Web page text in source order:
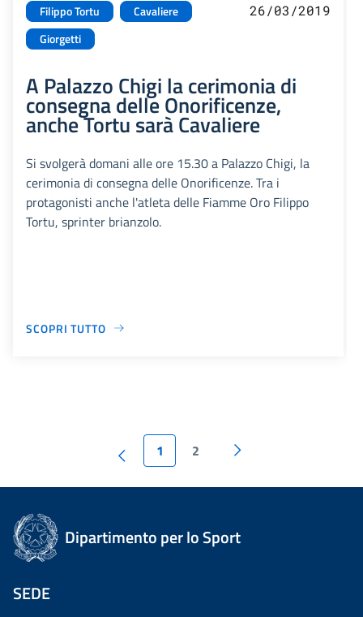
Filippo Tortu
Cavaliere
Giorgetti
26/03/2019
A Palazzo Chigi la cerimonia di
consegna delle Onorificenze,
anche Tortu sarà Cavaliere
Si svolgerà domani alle ore 15.30 a Palazzo Chigi, la
cerimonia di consegna delle Onorificenze. Tra i
protagonisti anche l'atleta delle Fiamme Oro Filippo
Tortu, sprinter brianzolo.
SCOPRI TUTTO
1 2
Dipartimento per lo Sport
SEDE